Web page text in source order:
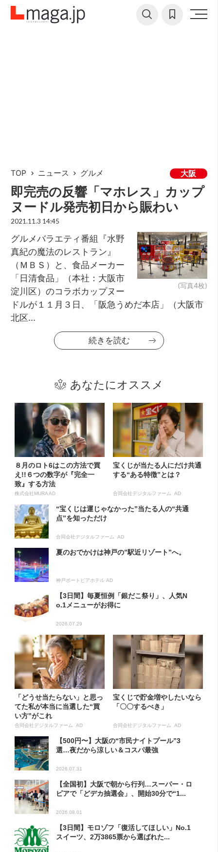
TOP ニュース グルメ 大阪
即完売の反響「マホレス」カップ
ヌードル発売初日から賑わい
2021.11.3 14:45
(写真4枚)
グルメバラエティ番組『水野
真紀の魔法のレストラン』
（ＭＢＳ）と、食品メーカー
「日清食品」（本社：大阪市
淀川区）のコラボカップヌー
ドルが１１月３日、「阪急うめだ本店」（大阪市
北区...
続きを読む
あなたにオススメ
８月のロト6はこの方法で買
え!!６つの数字が『完全一
致』する方法
株式会社MURA AD
宝くじが当たる人にだけ共通
する“ある特徴”とは？
合同会社デジタルファーム AD
“宝くじは運じゃなかった”当たる人の“共通
点”を知っただけ
合同会社デジタルファーム AD
夏のおでかけは神戸の”駅近リゾート”へ。
神戸ポートピアホテル AD
【3日間】毎夏恒例「銀だこ祭り」、人気N
o.1メニューがお得に
2026.07.29
「どうせ当たらない」と思っ
てた私が本当に当選した“買
い方”がこれ
合同会社デジタルファーム AD
宝くじで貯金増やしたいなら
「〇〇するべき」
合同会社デジタルファーム AD
【500円〜】大阪の“市民ナイトプール”3
選…夜だから涼しい＆コスパ最強
2026.07.31
【全国初】大阪で朝から行列…スーパー・ロ
ピアで「どデカ抽選会」、開始30分で“1...
2026.08.01
【3日間】モロゾフ「復活してほしい」No.1
スイーツ、2万3865票から選ばれた...